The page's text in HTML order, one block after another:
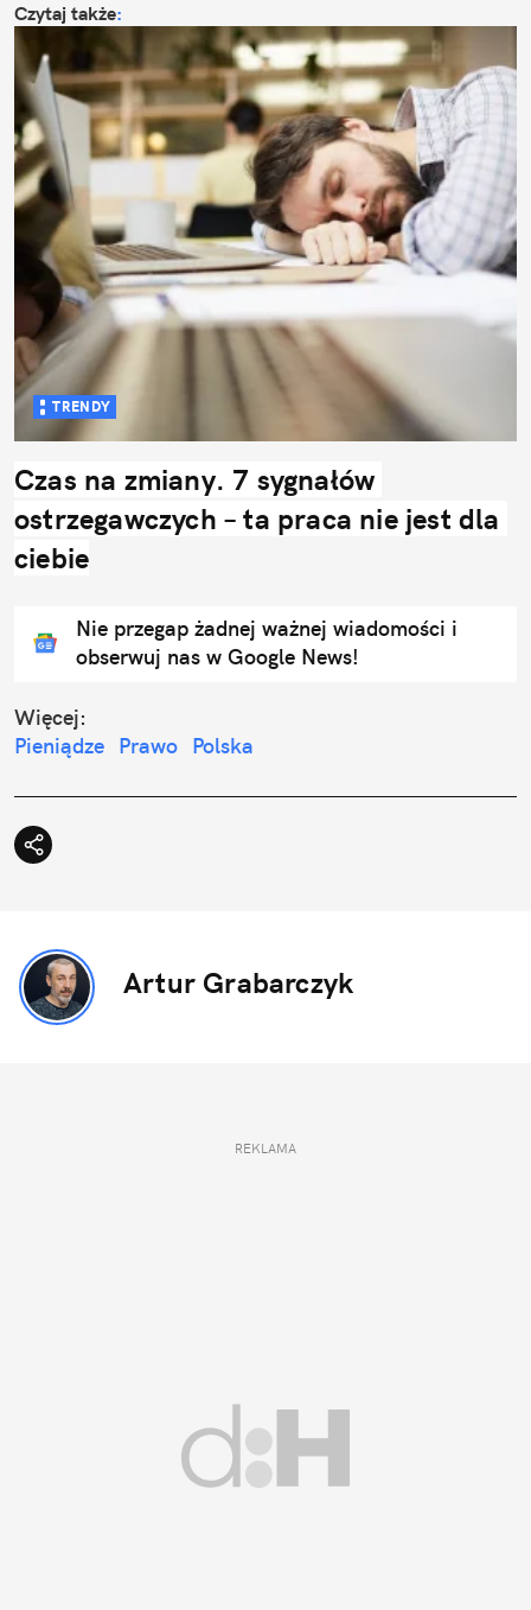
Czytaj także:
TRENDY
Czas na zmiany. 7 sygnałów
ostrzegawczych – ta praca nie jest dla
ciebie
Nie przegap żadnej ważnej wiadomości i
obserwuj nas w Google News!
Więcej:
Pieniądze Prawo Polska
Artur Grabarczyk
REKLAMA